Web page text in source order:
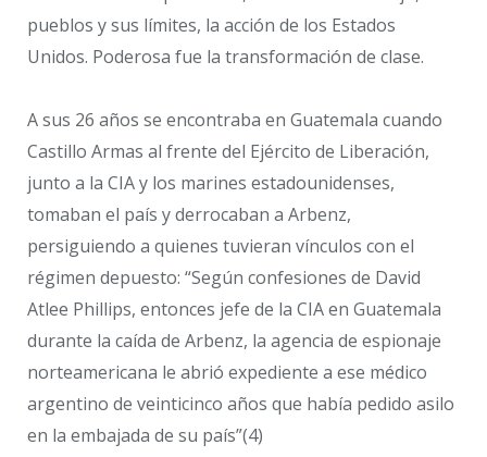
pueblos y sus límites, la acción de los Estados
Unidos. Poderosa fue la transformación de clase.
A sus 26 años se encontraba en Guatemala cuando
Castillo Armas al frente del Ejército de Liberación,
junto a la CIA y los marines estadounidenses,
tomaban el país y derrocaban a Arbenz,
persiguiendo a quienes tuvieran vínculos con el
régimen depuesto: “Según confesiones de David
Atlee Phillips, entonces jefe de la CIA en Guatemala
durante la caída de Arbenz, la agencia de espionaje
norteamericana le abrió expediente a ese médico
argentino de veinticinco años que había pedido asilo
en la embajada de su país”(4)